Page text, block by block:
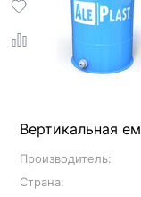
Вертикальная
Производитель:
Страна: